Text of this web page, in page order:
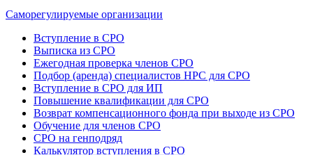
Саморегулируемые организации
Вступление в СРО
Выписка из СРО
Ежегодная проверка членов СРО
Подбор (аренда) специалистов НРС для СРО
Вступление в СРО для ИП
Повышение квалификации для СРО
Возврат компенсационного фонда при выходе из СРО
Обучение для членов СРО
СРО на генподряд
Калькулятор вступления в СРО